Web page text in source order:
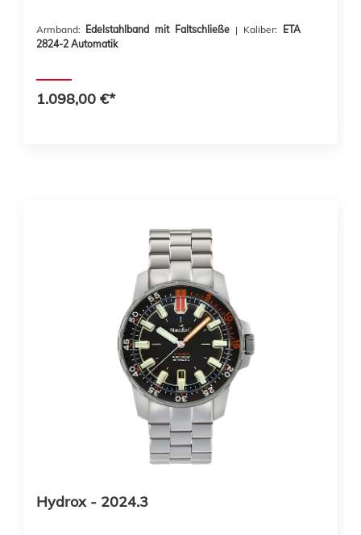
Armband: Edelstahlband mit Faltschließe | Kaliber:
ETA
2824-2 Automatik
1.098,00 €*
Hydrox - 2024.3